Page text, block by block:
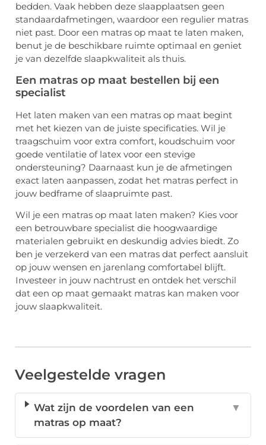
bedden. Vaak hebben deze slaapplaatsen geen
standaardafmetingen, waardoor een regulier matras
niet past. Door een matras op maat te laten maken,
benut je de beschikbare ruimte optimaal en geniet
je van dezelfde slaapkwaliteit als thuis.
Een matras op maat bestellen bij een
specialist
Het laten maken van een matras op maat begint
met het kiezen van de juiste specificaties. Wil je
traagschuim voor extra comfort, koudschuim voor
goede ventilatie of latex voor een stevige
ondersteuning? Daarnaast kun je de afmetingen
exact laten aanpassen, zodat het matras perfect in
jouw bedframe of slaapruimte past.
Wil je een matras op maat laten maken? Kies voor
een betrouwbare specialist die hoogwaardige
materialen gebruikt en deskundig advies biedt. Zo
ben je verzekerd van een matras dat perfect aansluit
op jouw wensen en jarenlang comfortabel blijft.
Investeer in jouw nachtrust en ontdek het verschil
dat een op maat gemaakt matras kan maken voor
jouw slaapkwaliteit.
Veelgestelde vragen
Wat zijn de voordelen van een
matras op maat?
▼